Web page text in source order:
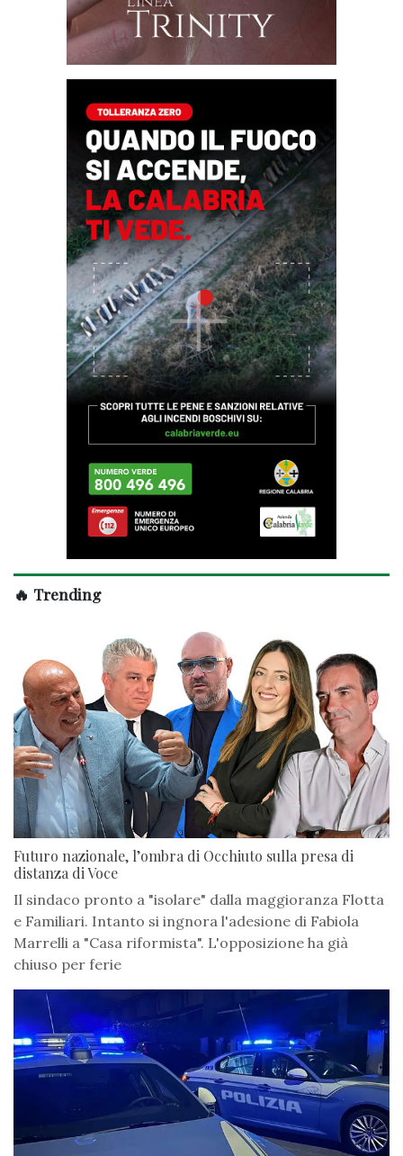
🔥 Trending
Futuro nazionale, l’ombra di Occhiuto sulla presa di
distanza di Voce
Il sindaco pronto a "isolare" dalla maggioranza Flotta
e Familiari. Intanto si ingnora l'adesione di Fabiola
Marrelli a "Casa riformista". L'opposizione ha già
chiuso per ferie